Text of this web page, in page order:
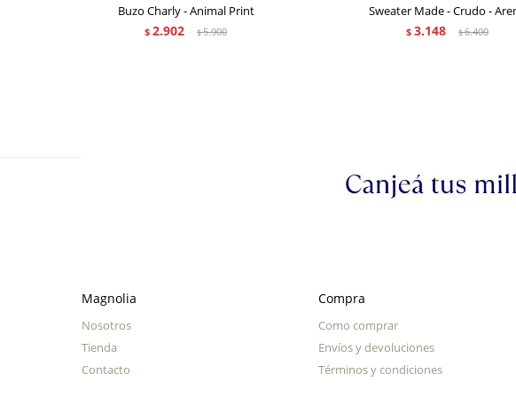
Buzo Charly - Animal Print
$ 2.902 $5.900
Sweater Made - Crudo -
$ 3.148 $6.400
Magnolia
Nosotros
Tienda
Contacto
Compra
Como comprar
Envíos y devoluciones
Términos y condiciones